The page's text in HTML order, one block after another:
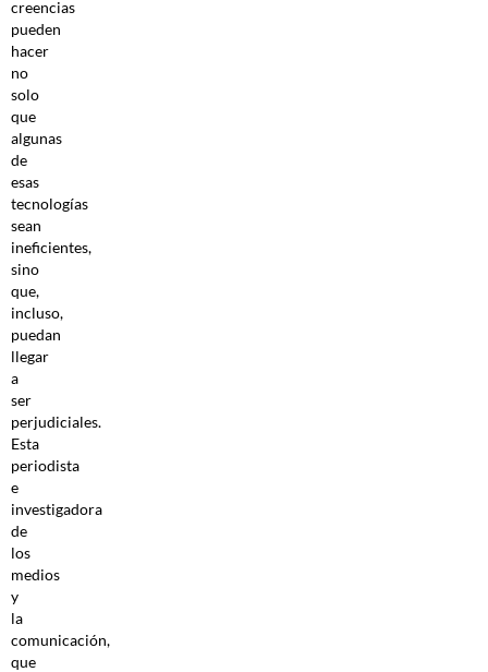
creencias
pueden
hacer
no
solo
que
algunas
de
esas
tecnologías
sean
ineficientes,
sino
que,
incluso,
puedan
llegar
a
ser
perjudiciales.
Esta
periodista
e
investigadora
de
los
medios
y
la
comunicación,
que